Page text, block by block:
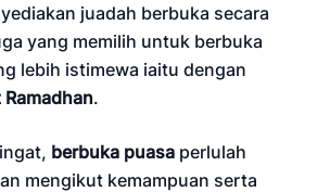
juadah berbuka secara
yang memilih untuk berbuka
lebih istimewa iaitu dengan
.
berbuka puasa perlulah
mengikut kemampuan serta